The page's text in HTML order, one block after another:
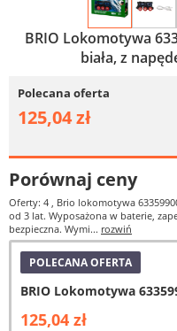
BRIO Lokomotywa
biała, z
Polecana oferta
125,04 zł
Porównaj ceny
Oferty: 4 , Brio lokomotywa
od 3 lat. Wyposażona w baterie,
bezpieczna. Wymi... rozwiń
POLECANA OFERTA
BRIO Lokomotywa
125,04 zł